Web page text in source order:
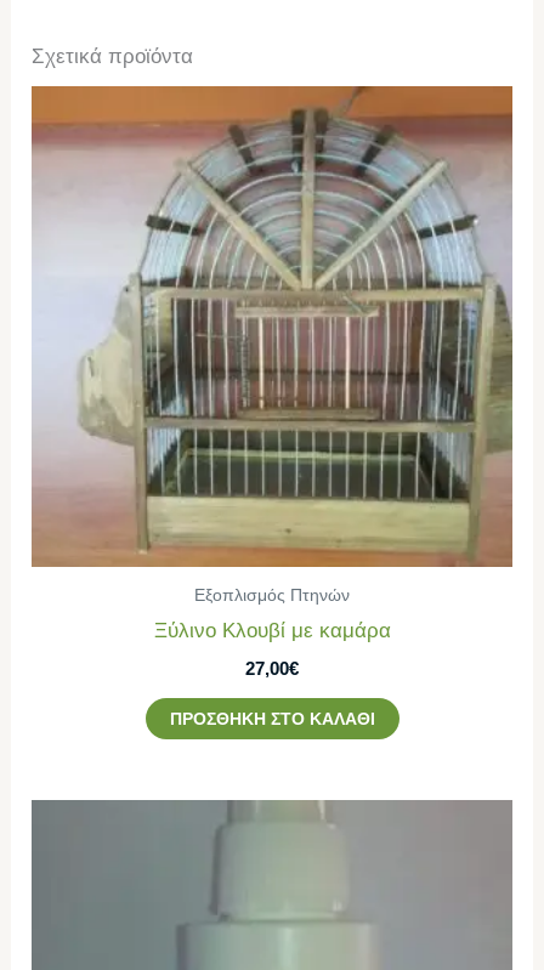
Σχετικά προϊόντα
Εξοπλισμός Πτηνών
Ξύλινο Κλουβί με καμάρα
27,00€
ΠΡΟΣΘΉΚΗ ΣΤΟ ΚΑΛΆΘΙ